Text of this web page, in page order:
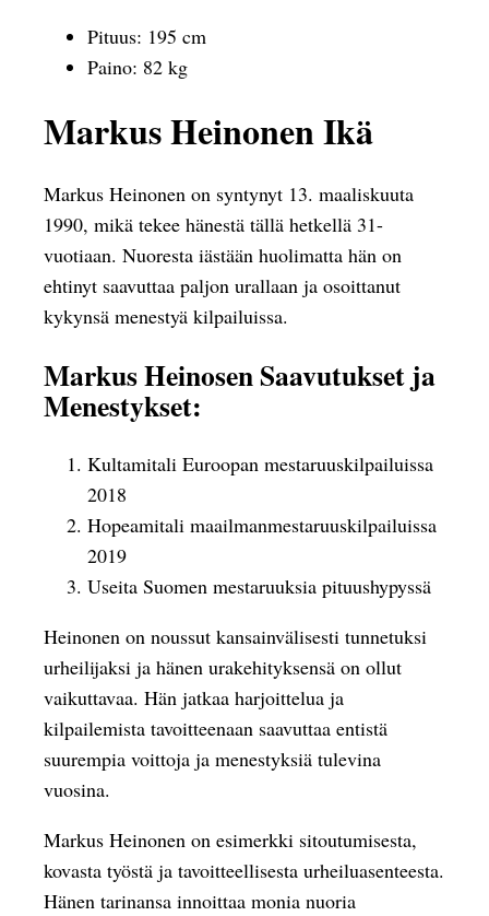
Pituus: 195 cm
Paino: 82 kg
Markus Heinonen Ikä
Markus Heinonen on syntynyt 13. maaliskuuta
1990, mikä tekee hänestä tällä hetkellä 31-
vuotiaan. Nuoresta iästään huolimatta hän on
ehtinyt saavuttaa paljon urallaan ja osoittanut
kykynsä menestyä kilpailuissa.
Markus Heinosen Saavutukset ja
Menestykset:
Kultamitali Euroopan mestaruuskilpailuissa
2018
Hopeamitali maailmanmestaruuskilpailuissa
2019
Useita Suomen mestaruuksia pituushypyssä
Heinonen on noussut kansainvälisesti tunnetuksi
urheilijaksi ja hänen urakehityksensä on ollut
vaikuttavaa. Hän jatkaa harjoittelua ja
kilpailemista tavoitteenaan saavuttaa entistä
suurempia voittoja ja menestyksiä tulevina
vuosina.
Markus Heinonen on esimerkki sitoutumisesta,
kovasta työstä ja tavoitteellisesta urheiluasenteesta.
Hänen tarinansa innoittaa monia nuoria